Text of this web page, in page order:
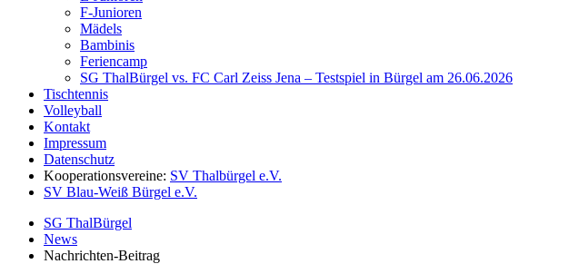
F-Junioren
Mädels
Bambinis
Feriencamp
SG ThalBürgel vs. FC Carl Zeiss Jena – Testspiel in Bürgel am 26.06.2026
Tischtennis
Volleyball
Kontakt
Impressum
Datenschutz
Kooperationsvereine: SV Thalbürgel e.V.
SV Blau-Weiß Bürgel e.V.
SG ThalBürgel
News
Nachrichten-Beitrag